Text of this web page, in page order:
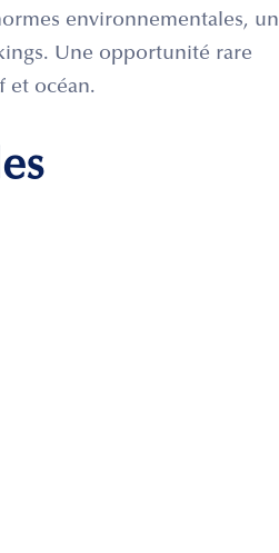
environnementales, un
Une opportunité rare
et océan.